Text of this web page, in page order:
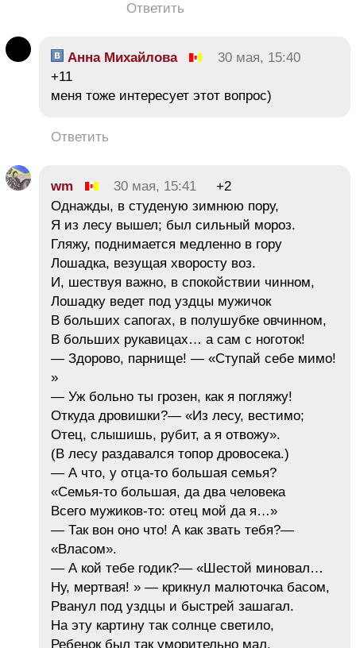
Ответить
Анна Михайлова
30 мая, 15:40
+11
меня тоже интересует этот вопрос)
Ответить
wm 30 мая, 15:41
+2
Однажды, в студеную зимнюю пору,
Я из лесу вышел; был сильный мороз.
Гляжу, поднимается медленно в гору
Лошадка, везущая хворосту воз.
И, шествуя важно, в спокойствии чинном,
Лошадку ведет под уздцы мужичок
В больших сапогах, в полушубке овчинном,
В больших рукавицах… а сам с ноготок!
— Здорово, парнище! — «Ступай себе мимо!
»
— Уж больно ты грозен, как я погляжу!
Откуда дровишки?— «Из лесу, вестимо;
Отец, слышишь, рубит, а я отвожу».
(В лесу раздавался топор дровосека.)
— А что, у отца-то большая семья?
«Семья-то большая, да два человека
Всего мужиков-то: отец мой да я…»
— Так вон оно что! А как звать тебя?—
«Власом».
— А кой тебе годик?— «Шестой миновал…
Ну, мертвая! » — крикнул малюточка басом,
Рванул под уздцы и быстрей зашагал.
На эту картину так солнце светило,
Ребенок был так уморительно мал,